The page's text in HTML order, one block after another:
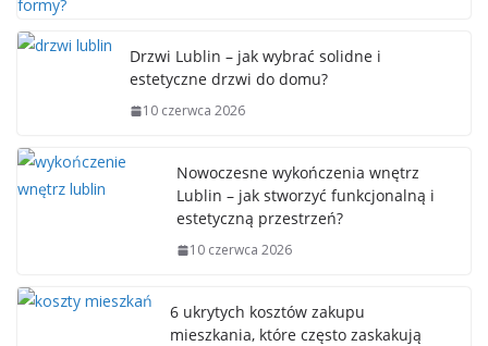
Drzwi Lublin – jak wybrać solidne i
estetyczne drzwi do domu?
10 czerwca 2026
Nowoczesne wykończenia wnętrz
Lublin – jak stworzyć funkcjonalną i
estetyczną przestrzeń?
10 czerwca 2026
6 ukrytych kosztów zakupu
mieszkania, które często zaskakują